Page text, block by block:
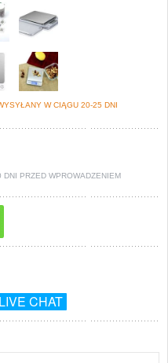
W CIĄGU 20-25 DNI
DNI PRZED WPROWADZENIEM
LIVE CHAT